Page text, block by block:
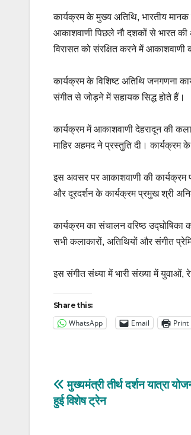
कार्यक्रम के मुख्य अतिथि, भारतीय
आकाशवाणी पिछले नौ दशकों से भारत
विरासत को संरक्षित करने में आकाशवाणी
कार्यक्रम के विशिष्ट अतिथि जनगणना
संगीत से जोड़ने में सहायक सिद्ध होते हैं।
कार्यक्रम में आकाशवाणी देहरादून की
माहिर अहमद ने प्रस्तुति दी। कार्यक्रम के
इस अवसर पर आकाशवाणी की कार्यक्रम
और दूरदर्शन के कार्यक्रम प्रमुख श्री
कार्यक्रम का संचालन वरिष्ठ उद्घोषिका
सभी कलाकारों, अतिथियों और संगीत
इस संगीत संध्या में भारी संख्या में युवाओं,
Share this:
WhatsApp Email Print
Post
navigation
मुख्यमंत्री तीर्थ दर्शन यात्रा
हुई विशेष ट्रेन